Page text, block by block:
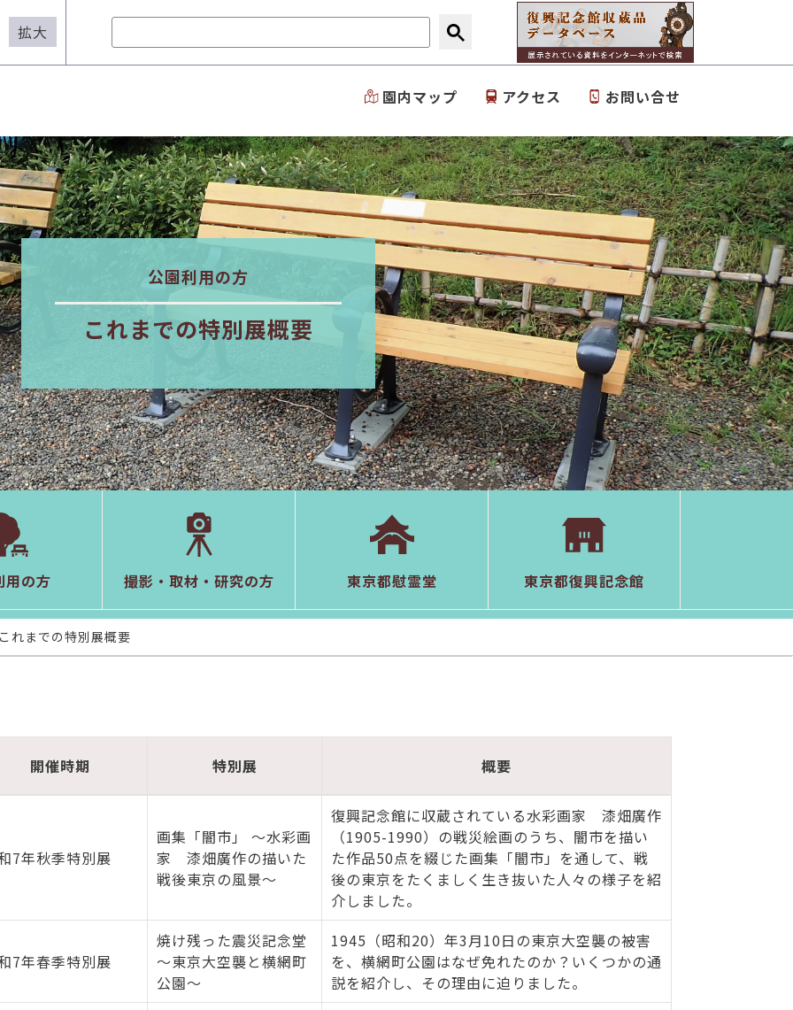
拡大
園内マップ アクセス お問い合せ
公園利用の方
これまでの特別展概要
用の方 撮影・取材・研究の方 東京都慰霊堂 東京都復興記念館
れまでの特別展概要
開催時期 特別展 概要
7年秋季特別展
画集「闇市」 ～水彩画
家 漆畑廣作の描いた
戦後東京の風景～
復興記念館に収蔵されている水彩画家 漆畑廣作
（1905-1990）の戦災絵画のうち、闇市を描い
た作品50点を綴じた画集「闇市」を通して、戦
後の東京をたくましく生き抜いた人々の様子を紹
介しました。
7年春季特別展
焼け残った震災記念堂
～東京大空襲と横網町
公園～
1945（昭和20）年3月10日の東京大空襲の被害
を、横網町公園はなぜ免れたのか？いくつかの通
説を紹介し、その理由に迫りました。